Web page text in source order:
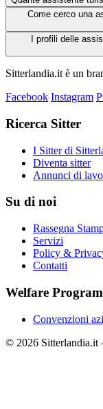
Come cerco una
I profili delle
Sitterlandia.it è un
Facebook Instagram
Ricerca Sitter
I Sitter di
Diventa sitter
Annunci di
Su di noi
Rassegna
Servizi
Policy &
Contatti
Welfare Program
Convenzioni
© 2026